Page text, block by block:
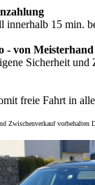
innerhalb 15 min.
- von
Sicherheit
freie Fahrt in
Zwischenverkauf